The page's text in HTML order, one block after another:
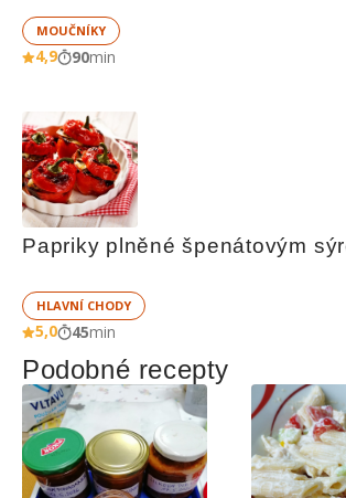
MOUČNÍKY
4,9 90min
Papriky plněné špenátovým
HLAVNÍ CHODY
5,0 45min
Podobné recepty